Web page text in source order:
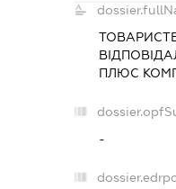
ПЛЮС
-